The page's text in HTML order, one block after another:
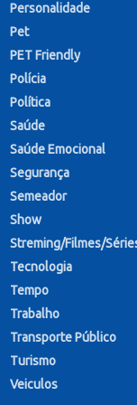
Personalidade
Pet
PET Friendly
Polícia
Política
Saúde
Saúde Emocional
Segurança
Semeador
Show
Streming/Filmes/
Tecnologia
Tempo
Trabalho
Transporte Público
Turismo
Veiculos